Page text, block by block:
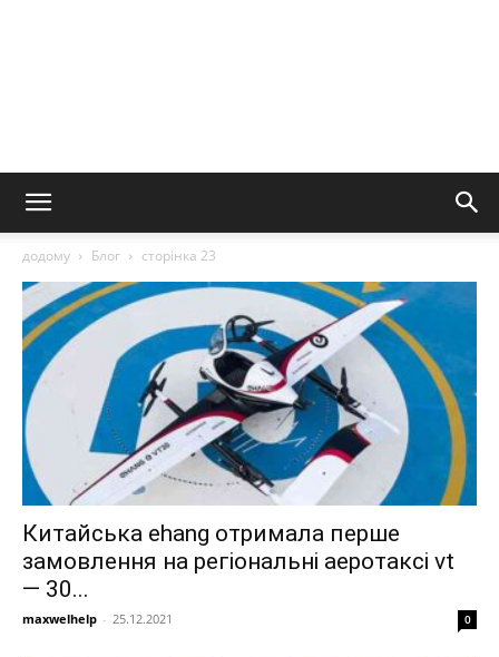
додому Блог сторінка 23
Китайська ehang отримала перше
замовлення на регіональні аеротаксі vt
— 30...
maxwelhelp - 25.12.2021 0